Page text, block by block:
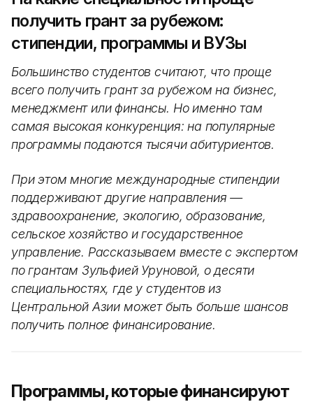
получить грант за рубежом:
стипендии, программы и ВУЗы
Большинство студентов считают, что проще
всего получить грант за рубежом на бизнес,
менеджмент или финансы. Но именно там
самая высокая конкуренция: на популярные
программы подаются тысячи абитуриентов.
При этом многие международные стипендии
поддерживают другие направления —
здравоохранение, экологию, образование,
сельское хозяйство и государственное
управление. Рассказываем вместе с экспертом
по грантам Зульфией Уруновой, о десяти
специальностях, где у студентов из
Центральной Азии может быть больше шансов
получить полное финансирование.
Программы, которые финансируют